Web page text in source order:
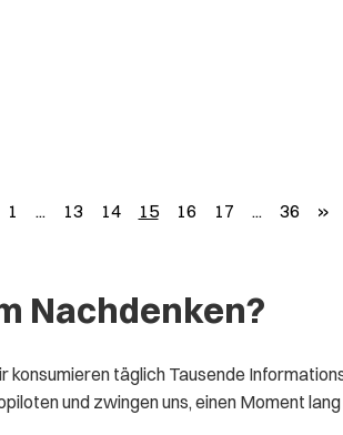
1 ... 13 14 15 16 17 ... 36 »
Nachdenken?
täglich Tausende
und zwingen uns, einen Moment